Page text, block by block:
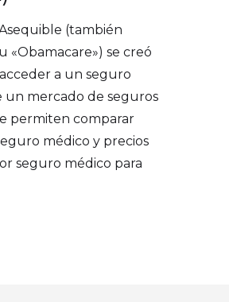
(también
«Obamacare») se creó
a un seguro
un mercado de seguros
permiten comparar
médico y precios
seguro médico para